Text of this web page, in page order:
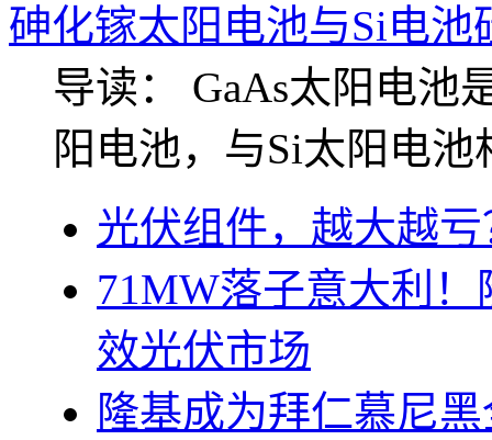
砷化镓太阳电池与Si电池
导读： GaAs太阳电
阳电池，与Si太阳电
光伏组件，越大越
71MW落子意大利
效光伏市场
隆基成为拜仁慕尼